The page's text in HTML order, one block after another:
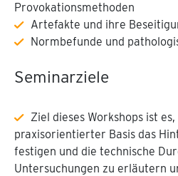
Provokationsmethoden
Artefakte und ihre
Normbefunde und
Seminarziele
Ziel dieses Workshops ist
praxisorientierter Basis das
festigen und die technische
Untersuchungen zu erläutern